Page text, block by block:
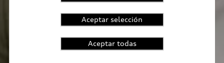
Aceptar selección
Aceptar todas